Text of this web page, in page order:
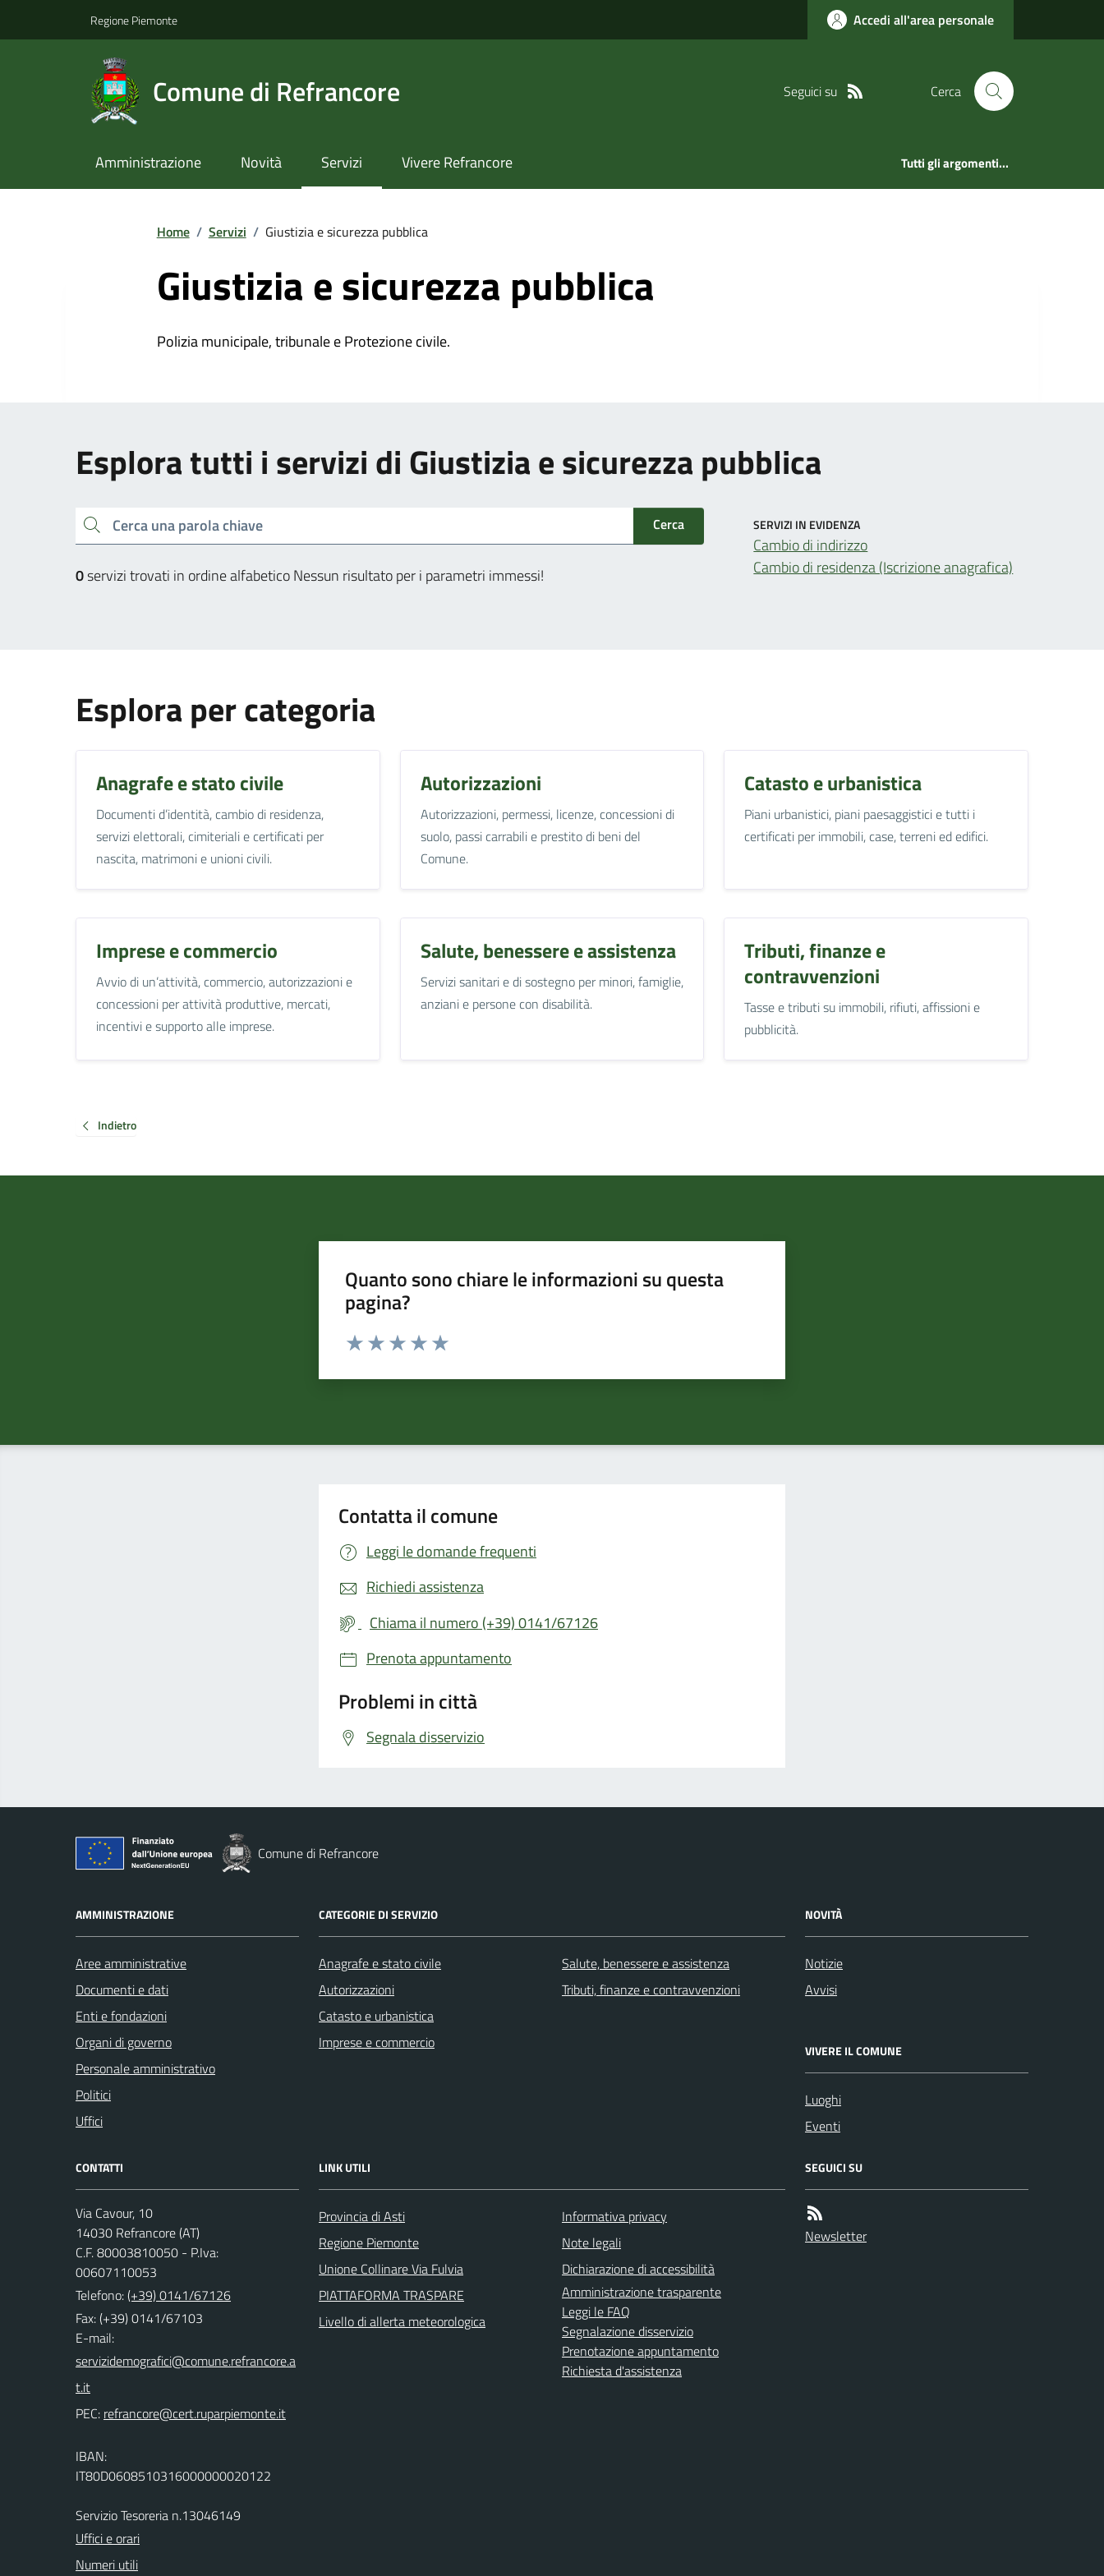
Regione Piemonte Accedi all'area personale
Comune di Refrancore Seguici su Cerca
Amministrazione Novità Servizi Vivere Refrancore Tutti gli argomenti...
Home / Servizi / Giustizia e sicurezza pubblica
Giustizia e sicurezza pubblica
Polizia municipale, tribunale e Protezione civile.
Esplora tutti i servizi di Giustizia e sicurezza pubblica
Cerca una parola chiave Cerca
0servizi trovati in ordine alfabeticoNessun risultato per i parametri immessi!
SERVIZI IN EVIDENZA
Cambio di indirizzo
Cambio di residenza (Iscrizione anagrafica)
Esplora per categoria
Anagrafe e stato civile
Documenti d’identità, cambio di residenza,
servizi elettorali, cimiteriali e certificati per
nascita, matrimoni e unioni civili.
Autorizzazioni
Autorizzazioni, permessi, licenze, concessioni di
suolo, passi carrabili e prestito di beni del
Comune.
Catasto e urbanistica
Piani urbanistici, piani paesaggistici e tutti i
certificati per immobili, case, terreni ed edifici.
Imprese e commercio
Avvio di un’attività, commercio, autorizzazioni e
concessioni per attività produttive, mercati,
incentivi e supporto alle imprese.
Salute, benessere e assistenza
Servizi sanitari e di sostegno per minori, famiglie,
anziani e persone con disabilità.
Tributi, finanze e
contravvenzioni
Tasse e tributi su immobili, rifiuti, affissioni e
pubblicità.
Indietro
Quanto sono chiare le informazioni su questa
pagina?
Valuta da 1 a 5 stelle la pagina
Contatta il comune
Leggi le domande frequenti
Richiedi assistenza
Chiama il numero (+39) 0141/67126
Prenota appuntamento
Problemi in città
Segnala disservizio
Comune di Refrancore
AMMINISTRAZIONE
Aree amministrative
Documenti e dati
Enti e fondazioni
Organi di governo
Personale amministrativo
Politici
Uffici
CATEGORIE DI SERVIZIO
Anagrafe e stato civile
Autorizzazioni
Catasto e urbanistica
Imprese e commercio
Salute, benessere e assistenza
Tributi, finanze e contravvenzioni
NOVITÀ
Notizie
Avvisi
VIVERE IL COMUNE
Luoghi
Eventi
CONTATTI
Via Cavour, 10
14030 Refrancore (AT)
C.F. 80003810050 - P.Iva:
00607110053
Telefono:(+39) 0141/67126
Fax: (+39) 0141/67103
E-mail:
PEC:
IBAN:
IT80D0608510316000000020122
Servizio Tesoreria n.13046149
Uffici e orari
Numeri utili
LINK UTILI
Provincia di Asti
Regione Piemonte
Unione Collinare Via Fulvia
PIATTAFORMA TRASPARE
Livello di allerta meteorologica
Informativa privacy
Note legali
Dichiarazione di accessibilità
Amministrazione trasparente
Leggi le FAQ
Segnalazione disservizio
Prenotazione appuntamento
Richiesta d'assistenza
SEGUICI SU
Newsletter